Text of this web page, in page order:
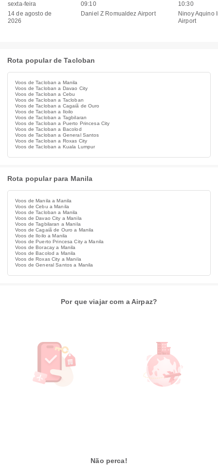
sexta-feira
14 de agosto de
2026
09:10
Daniel Z Romualdez Airport
10:30
Ninoy Aquino
Airport
Rota popular de Tacloban
Voos de Tacloban a Manila
Voos de Tacloban a Davao City
Voos de Tacloban a Cebu
Voos de Tacloban a Tacloban
Voos de Tacloban a Cagaiã de Ouro
Voos de Tacloban a Iloilo
Voos de Tacloban a Tagbilaran
Voos de Tacloban a Puerto Princesa City
Voos de Tacloban a Bacolod
Voos de Tacloban a General Santos
Voos de Tacloban a Roxas City
Voos de Tacloban a Kuala Lumpur
Rota popular para Manila
Voos de Manila a Manila
Voos de Cebu a Manila
Voos de Tacloban a Manila
Voos de Davao City a Manila
Voos de Tagbilaran a Manila
Voos de Cagaiã de Ouro a Manila
Voos de Iloilo a Manila
Voos de Puerto Princesa City a Manila
Voos de Boracay a Manila
Voos de Bacolod a Manila
Voos de Roxas City a Manila
Voos de General Santos a Manila
Por que viajar com a Airpaz?
Não perca!